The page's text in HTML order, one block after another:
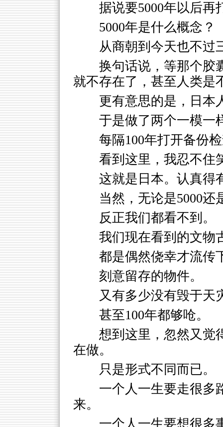
据说要5000年以后再
5000年是什么概念？
从商朝到今天也不过
换句话说，等那个胶
就不存在了，甚至人类是
更有意思的是，日本
于是做了两个一模一
每隔100年打开备份
看到这里，我忍不住
这就是日本。认真得
当然，无论是5000还
反正我们都看不到。
我们现在看到的文物
都是偶然侥幸才流传
刻意留存的物件。
又有多少没有毁于天
甚至100年都够呛。
想到这里，忽然又觉
在做。
只是形式不同而已。
一个人一生要走很多
来。
一个人一生要想很多